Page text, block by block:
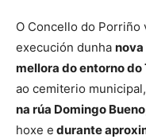
O Concello do
execución dunha nova
mellora do entorno do
ao cemiterio
na rúa Domingo Bueno
hoxe e durante